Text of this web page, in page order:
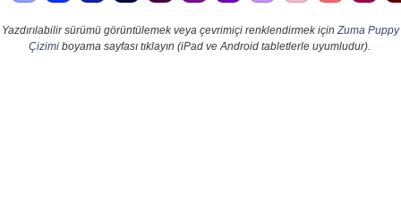
Yazdırılabilir sürümü görüntülemek veya çevrimiçi renklendirmek için Zuma Puppy
Çizimiboyama sayfası tıklayın (iPad ve Android tabletlerle uyumludur).